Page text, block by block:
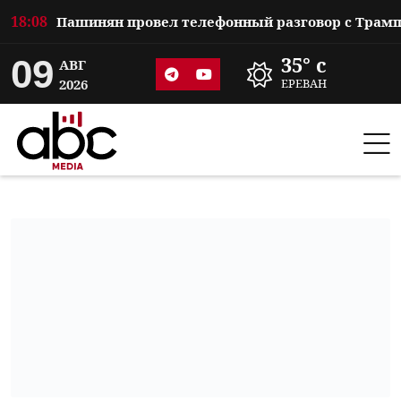
18:08
09 АВГ
2026
35° c
ЕРЕВАН